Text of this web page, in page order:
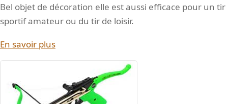
Bel objet de décoration elle est aussi efficace pour un tir
sportif amateur ou du tir de loisir.
En savoir plus